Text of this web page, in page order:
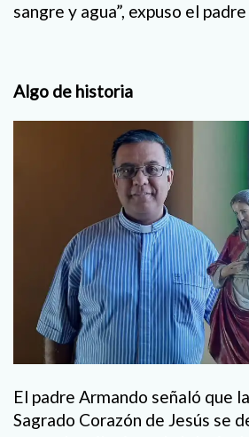
sangre y agua”, expuso el
Algo de historia
El padre Armando señaló que
Sagrado Corazón de Jesús se